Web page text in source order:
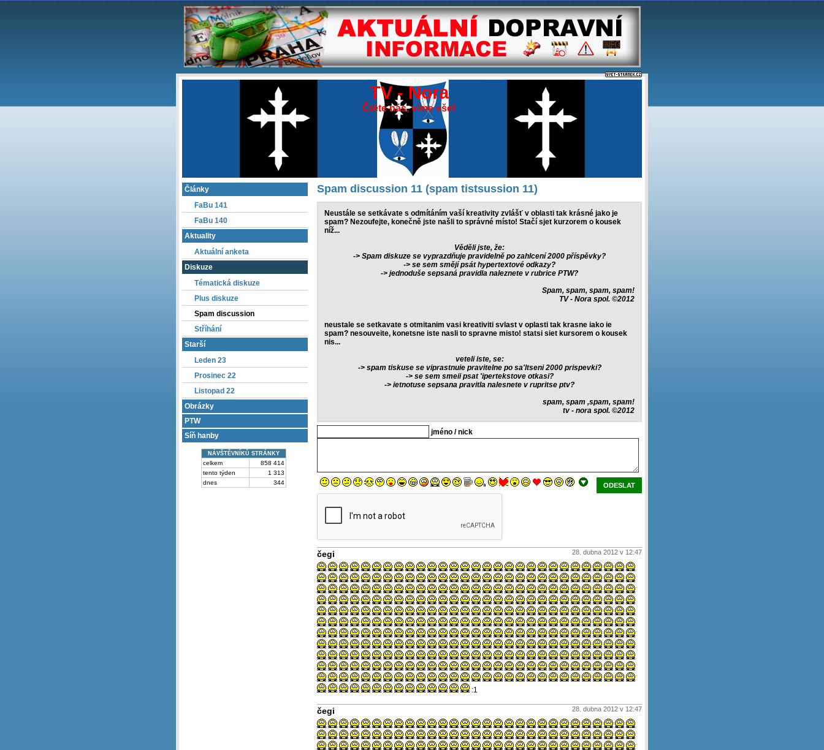
TV - Nora
Čtěte nás, víme vše!
Spam discussion 11 (spam tistsussion 11)
Neustále se setkávate s odmítáním vaší kreativity zvlášť v oblasti tak krásné jako je
spam? Nezoufejte, konečně jste našli to správné místo! Stačí sjet kurzorem o kousek
níž...
Věděli jste, že:
-> Spam diskuze se vyprazdňuje pravidelně po zahlcení 2000 příspěvky?
-> se sem smějí psát hypertextové odkazy?
-> jednoduše sepsaná pravidla naleznete v rubrice PTW?
Spam, spam, spam, spam!
TV - Nora spol. ©2012
neustale se setkavate s otmitanim vasi kreativiti svlast v oplasti tak krasne iako ie
spam? nesouveite, konetsne iste nasli to spravne misto! statsi siet kursorem o kousek
nis...
veteli iste, se:
-> spam tiskuse se viprastnuie pravitelne po sa'ltseni 2000 prispevki?
-> se sem smeii psat 'ipertekstove otkasi?
-> ietnotuse sepsana pravitla nalesnete v rupritse ptv?
spam, spam ,spam, spam!
tv - nora spol. ©2012
jméno / nick
ODESLAT
28. dubna 2012 v 12:47
čegi
:1
28. dubna 2012 v 12:47
čegi
Články
FaBu 141
FaBu 140
Aktuality
Aktuální anketa
Diskuze
Tématická diskuze
Plus diskuze
Spam discussion
Stříhání
Starší
Leden 23
Prosinec 22
Listopad 22
Obrázky
PTW
Síň hanby
NÁVŠTĚVNÍKŮ STRÁNKY
celkem
858 414
tento týden
1 313
dnes
344